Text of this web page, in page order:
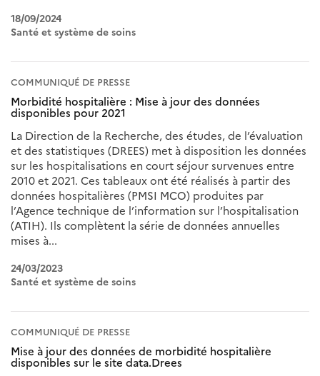
18/09/2024
Santé et système de soins
COMMUNIQUÉ DE PRESSE
Morbidité hospitalière : Mise à jour des données
disponibles pour 2021
La Direction de la Recherche, des études, de l’évaluation
et des statistiques (DREES) met à disposition les données
sur les hospitalisations en court séjour survenues entre
2010 et 2021. Ces tableaux ont été réalisés à partir des
données hospitalières (PMSI MCO) produites par
l’Agence technique de l’information sur l’hospitalisation
(ATIH). Ils complètent la série de données annuelles
mises à...
24/03/2023
Santé et système de soins
COMMUNIQUÉ DE PRESSE
Mise à jour des données de morbidité hospitalière
disponibles sur le site data.Drees